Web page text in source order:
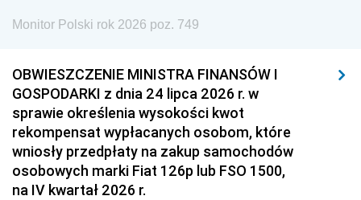
Monitor Polski rok 2026 poz. 749
OBWIESZCZENIE MINISTRA FINANSÓW I
GOSPODARKI z dnia 24 lipca 2026 r. w
sprawie określenia wysokości kwot
rekompensat wypłacanych osobom, które
wniosły przedpłaty na zakup samochodów
osobowych marki Fiat 126p lub FSO 1500,
na IV kwartał 2026 r.